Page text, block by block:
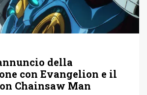
della
con Evangelion e il
Chainsaw Man